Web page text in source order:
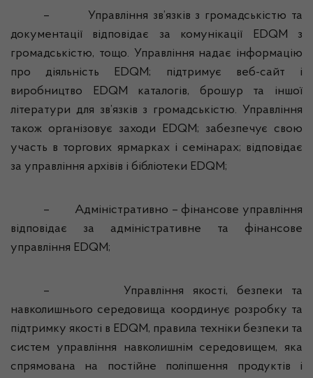
–
Управління зв’язків з громадськістю та
документації відповідає за комунікації EDQM з
громадськістю, тощо. Управління надає інформацію
про діяльність EDQM; підтримує веб-сайт і
виробництво EDQM каталогів, брошур та іншої
літератури для зв’язків з громадськістю. Управління
також організовує заходи EDQM; забезпечує свою
участь в торгових ярмарках і семінарах; відповідає
за управління архівів і бібліотеки EDQM;
–
Адміністративно – фінансове управління
відповідає за адміністративне та фінансове
управління EDQM;
–
Управління якості, безпеки та
навколишнього середовища координує розробку та
підтримку якості в EDQM, правила техніки безпеки та
систем управління навколишнім середовищем, яка
спрямована на постійне поліпшення продуктів і